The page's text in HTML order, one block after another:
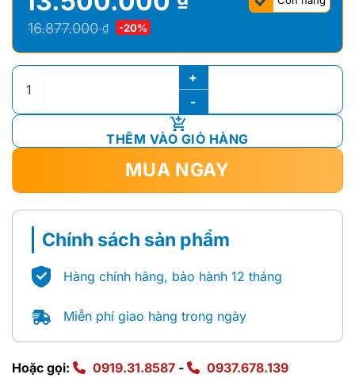
16.877.000₫
Giá
là:
16.877.000 ₫.
Giá
tại
là:
13.500.000 ₫.
-20%
Bồn Cầu ToTo 1 Khối Nắp Rửa Cơ MS887RE2 số lượng
THÊM VÀO GIỎ HÀNG
MUA NGAY
Chính sách sản phẩm
Hàng chính hãng, bảo hành 12 tháng
Miễn phí giao hàng trong ngày
Hoặc gọi: 0919.31.8587 - 0937.678.139